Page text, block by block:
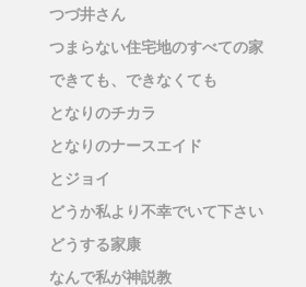
つづ井さん
つまらない住宅地のすべての家
できても、できなくても
となりのチカラ
となりのナースエイド
とジョイ
どうか私より不幸でいて下さい
どうする家康
なんで私が神説教